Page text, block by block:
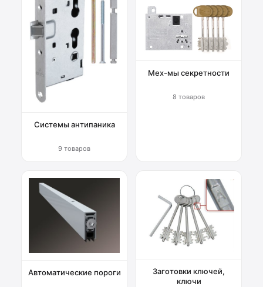
Системы антипаника
9 товаров
Мех-мы секретности
8 товаров
Автоматические пороги
Заготовки ключей,
ключи